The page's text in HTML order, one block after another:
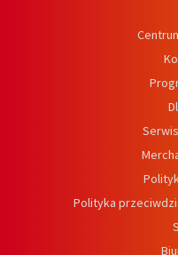
Polityka